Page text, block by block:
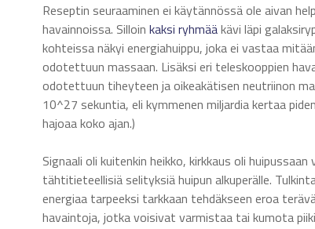
Reseptin seuraaminen ei käytännössä ole aivan
havainnoissa. Silloin kaksi ryhmääkävi läpi
kohteissa näkyi energiahuippu, joka ei vastaa
odotettuun massaan. Lisäksi eri teleskooppien
odotettuun tiheyteen ja oikeakätisen neutriinon
10^27 sekuntia, eli kymmenen miljardia kertaa
hajoaa koko ajan.)
Signaali oli kuitenkin heikko, kirkkaus oli
tähtitieteellisiä selityksiä huipun alkuperälle.
energiaa tarpeeksi tarkkaan tehdäkseen eroa
havaintoja, jotka voisivat varmistaa tai kumota